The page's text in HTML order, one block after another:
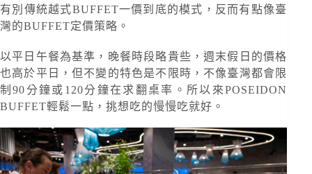
有別傳統越式BUFFET一價到底的模式，反而有點像臺
灣的BUFFET定價策略。
以平日午餐為基準，晚餐時段略貴些，週末假日的價格
也高於平日，但不變的特色是不限時，不像臺灣都會限
制90分鐘或120分鐘在求翻桌率。所以來POSEIDON
BUFFET輕鬆一點，挑想吃的慢慢吃就好。